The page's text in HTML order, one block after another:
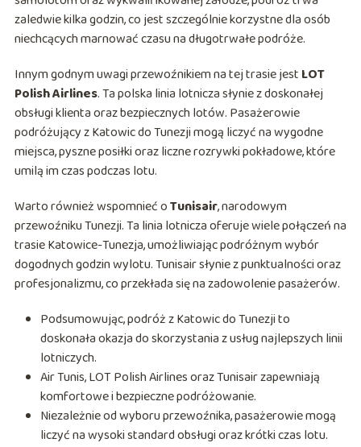
zaledwie kilka godzin, co jest szczególnie korzystne dla osób
niechcących marnować czasu na długotrwałe podróże.
Innym godnym uwagi przewoźnikiem na tej trasie jest LOT
Polish Airlines. Ta polska linia lotnicza słynie z doskonałej
obsługi klienta oraz bezpiecznych lotów. Pasażerowie
podróżujący z Katowic do Tunezji mogą liczyć na wygodne
miejsca, pyszne posiłki oraz liczne rozrywki pokładowe, które
umilą im czas podczas lotu.
Warto również wspomnieć oTunisair, narodowym
przewoźniku Tunezji. Ta linia lotnicza oferuje wiele połączeń na
trasie Katowice-Tunezja, umożliwiając podróżnym wybór
dogodnych godzin wylotu. Tunisair słynie z punktualności oraz
profesjonalizmu, co przekłada się na zadowolenie pasażerów.
Podsumowując, podróż z Katowic do Tunezji to
doskonała okazja do skorzystania z usług najlepszych linii
lotniczych.
Air Tunis, LOT Polish Airlines oraz Tunisair zapewniają
komfortowe i bezpieczne podróżowanie.
Niezależnie od wyboru przewoźnika, pasażerowie mogą
liczyć na wysoki standard obsługi oraz krótki czas lotu.